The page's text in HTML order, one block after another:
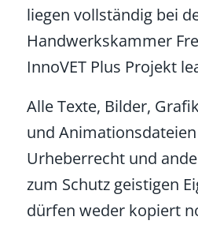
liegen vollständig bei
Handwerkskammer
InnoVET Plus Projekt
Alle Texte, Bilder,
und
Urheberrecht und
zum Schutz geistigen
dürfen weder kopiert